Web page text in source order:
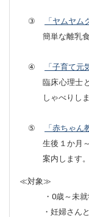
③ 「ヤムヤム
簡単な離乳
④ 「子育て元
臨床心理士
しゃべりしま
⑤ 「赤ちゃん
生後１か月～
案内します。
≪対象≫
・ 0歳～未
・妊婦さん